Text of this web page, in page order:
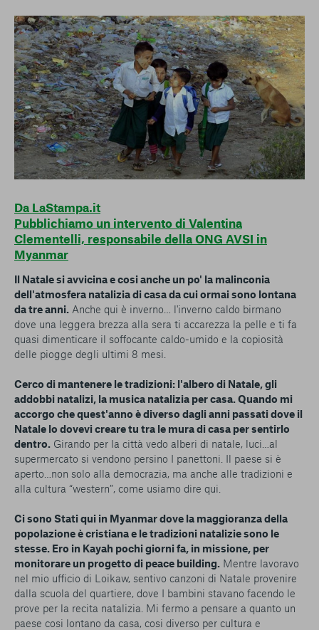
condizionare l’esperienza sulla Piattaforma e il suo
funzionamento. Premendo “Conferma le mie scelte”, la
selezione relativa ai cookie effettuata verrà salvata. Se non è
stata selezionata alcuna opzione, premere questo pulsante
equivarrà a rifiutare tutti i cookie. Per ulteriori informazioni, è
possibile consultare la nostraUlteriori informazioni
Cookie strettamente necessari
Cookie di analisi
Cookies di marketing
Da LaStampa.it
Pubblichiamo un intervento di Valentina
Clementelli, responsabile della ONG AVSI in
Myanmar
Il Natale si avvicina e cosi anche un po' la malinconia
dell'atmosfera natalizia di casa da cui ormai sono lontana
da tre anni. Anche qui è inverno… l'inverno caldo birmano
dove una leggera brezza alla sera ti accarezza la pelle e ti fa
quasi dimenticare il soffocante caldo-umido e la copiosità
delle piogge degli ultimi 8 mesi.
Cerco di mantenere le tradizioni: l'albero di Natale, gli
addobbi natalizi, la musica natalizia per casa. Quando mi
accorgo che quest'anno è diverso dagli anni passati dove il
Natale lo dovevi creare tu tra le mura di casa per sentirlo
dentro. Girando per la città vedo alberi di natale, luci…al
supermercato si vendono persino I panettoni. Il paese si è
aperto…non solo alla democrazia, ma anche alle tradizioni e
alla cultura “western”, come usiamo dire qui.
Ci sono Stati qui in Myanmar dove la maggioranza della
popolazione è cristiana e le tradizioni natalizie sono le
stesse. Ero in Kayah pochi giorni fa, in missione, per
monitorare un progetto di peace building. Mentre lavoravo
nel mio ufficio di Loikaw, sentivo canzoni di Natale provenire
dalla scuola del quartiere, dove I bambini stavano facendo le
prove per la recita natalizia. Mi fermo a pensare a quanto un
paese cosi lontano da casa, cosi diverso per cultura e